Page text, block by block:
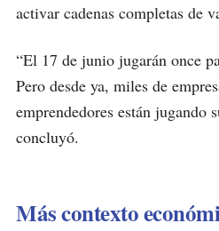
activar cadenas completas de
“El 17 de junio jugarán once
Pero desde ya, miles de
emprendedores están jugando
concluyó.
Más contexto